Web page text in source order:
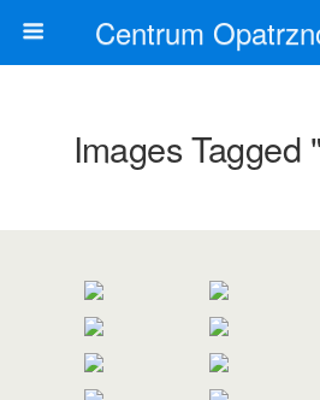
Centrum
Images Tagged